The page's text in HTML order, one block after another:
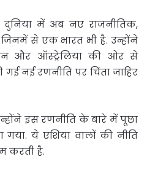
में अब नए राजनीतिक,
जिनमें से एक भारत भी है. उन्होंने
और ऑस्ट्रेलिया की ओर से
नई रणनीति पर चिंता जाहिर
इस रणनीति के बारे में पूछा
गया. ये एशिया वालों की नीति
करती है.